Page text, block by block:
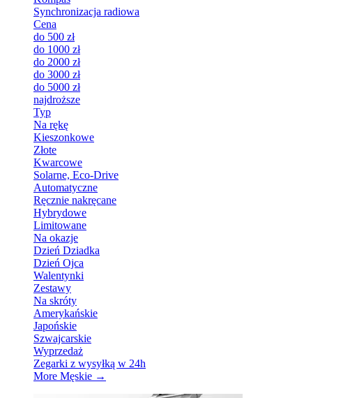
Synchronizacja radiowa
Cena
do 500 zł
do 1000 zł
do 2000 zł
do 3000 zł
do 5000 zł
najdroższe
Typ
Na rękę
Kieszonkowe
Złote
Kwarcowe
Solarne, Eco-Drive
Automatyczne
Ręcznie nakręcane
Hybrydowe
Limitowane
Na okazje
Dzień Dziadka
Dzień Ojca
Walentynki
Zestawy
Na skróty
Amerykańskie
Japońskie
Szwajcarskie
Wyprzedaż
Zegarki z wysyłką w 24h
More Męskie →